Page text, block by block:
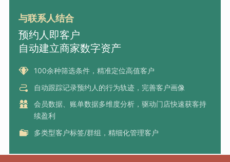
与联系人结合
预约人即客户
自动建立商家数字资产
100余种筛选条件，精准定位高值客户
自动跟踪记录预约人的行为轨迹，完善客户画像
会员数据、账单数据多维度分析，驱动门店快速获客持
续盈利
多类型客户标签/群组，精细化管理客户